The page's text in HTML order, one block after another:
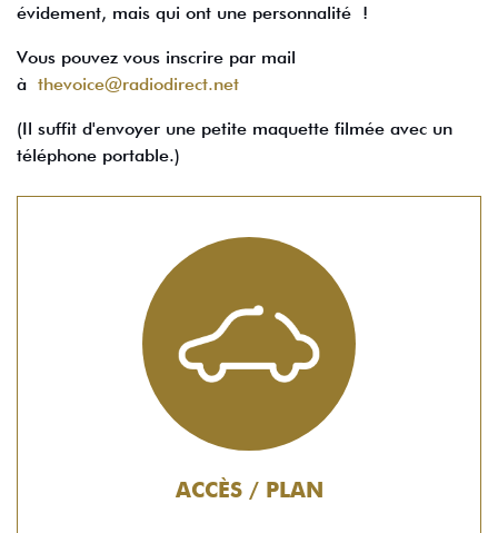
évidement, mais qui ont une personnalité !
Vous pouvez vous inscrire par mail
à thevoice@radiodirect.net
(Il suffit d'envoyer une petite maquette filmée avec un
téléphone portable.)
ACCÈS / PLAN